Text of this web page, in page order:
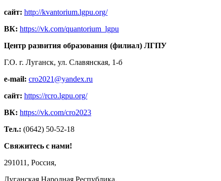
сайт: http://kvantorium.lgpu.org/
ВК: https://vk.com/quantorium_lgpu
Центр развития образования (филиал) ЛГПУ
Г.О. г. Луганск, ул. Славянская, 1-б
e-mail: cro2021@yandex.ru
сайт: https://rcro.lgpu.org/
ВК: https://vk.com/cro2023
Тел.: (0642) 50-52-18
Свяжитесь с нами!
291011, Россия,
Луганская Народная Республика,